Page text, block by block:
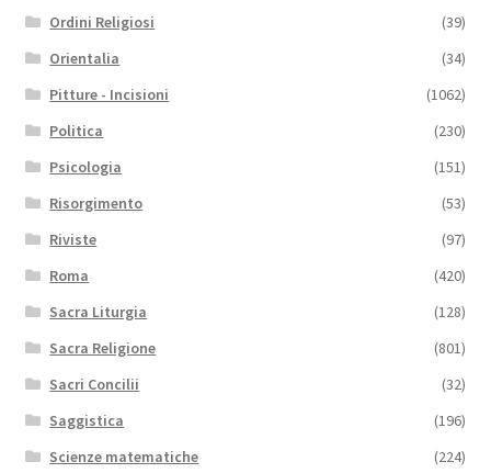
Ordini Religiosi
(39)
Orientalia
(34)
Pitture - Incisioni
(1062)
Politica
(230)
Psicologia
(151)
Risorgimento
(53)
Riviste
(97)
Roma
(420)
Sacra Liturgia
(128)
Sacra Religione
(801)
Sacri Concilii
(32)
Saggistica
(196)
Scienze matematiche
(224)